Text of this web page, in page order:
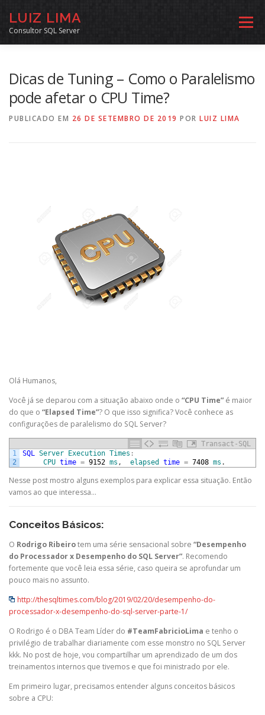
LUIZ LIMA
Consultor SQL Server
Menu
Dicas de Tuning – Como o Paralelismo
pode afetar o CPU Time?
PUBLICADO EM 26 DE SETEMBRO DE 2019 POR LUIZ LIMA
Olá Humanos,
Você já se deparou com a situação abaixo onde o “CPU Time”é maior
do que o “Elapsed Time”? O que isso significa? Você conhece as
configurações de paralelismo do SQL Server?
Transact-SQL
1
2
SQL Server Execution Times :
CPU time = 9152 ms , elapsed time = 7408 ms .
Nesse post mostro alguns exemplos para explicar essa situação. Então
vamos ao que interessa…
Conceitos Básicos:
O Rodrigo Ribeirotem uma série sensacional sobre “Desempenho
do Processador x Desempenho do SQL Server”. Recomendo
fortemente que você leia essa série, caso queira se aprofundar um
pouco mais no assunto.
http://thesqltimes.com/blog/2019/02/20/desempenho-do-
processador-x-desempenho-do-sql-server-parte-1/
O Rodrigo é o DBA Team Líder do #TeamFabricioLima e tenho o
privilégio de trabalhar diariamente com esse monstro no SQL Server
kkk. No post de hoje, vou compartilhar um aprendizado de um dos
treinamentos internos que tivemos e que foi ministrado por ele.
Em primeiro lugar, precisamos entender alguns conceitos básicos
sobre a CPU: